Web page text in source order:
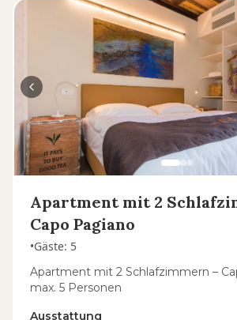
Apartment mit 2
Capo Pagiano
•Gäste: 5
Apartment mit 2 Schlafzimmern –
max. 5 Personen
Ausstattung